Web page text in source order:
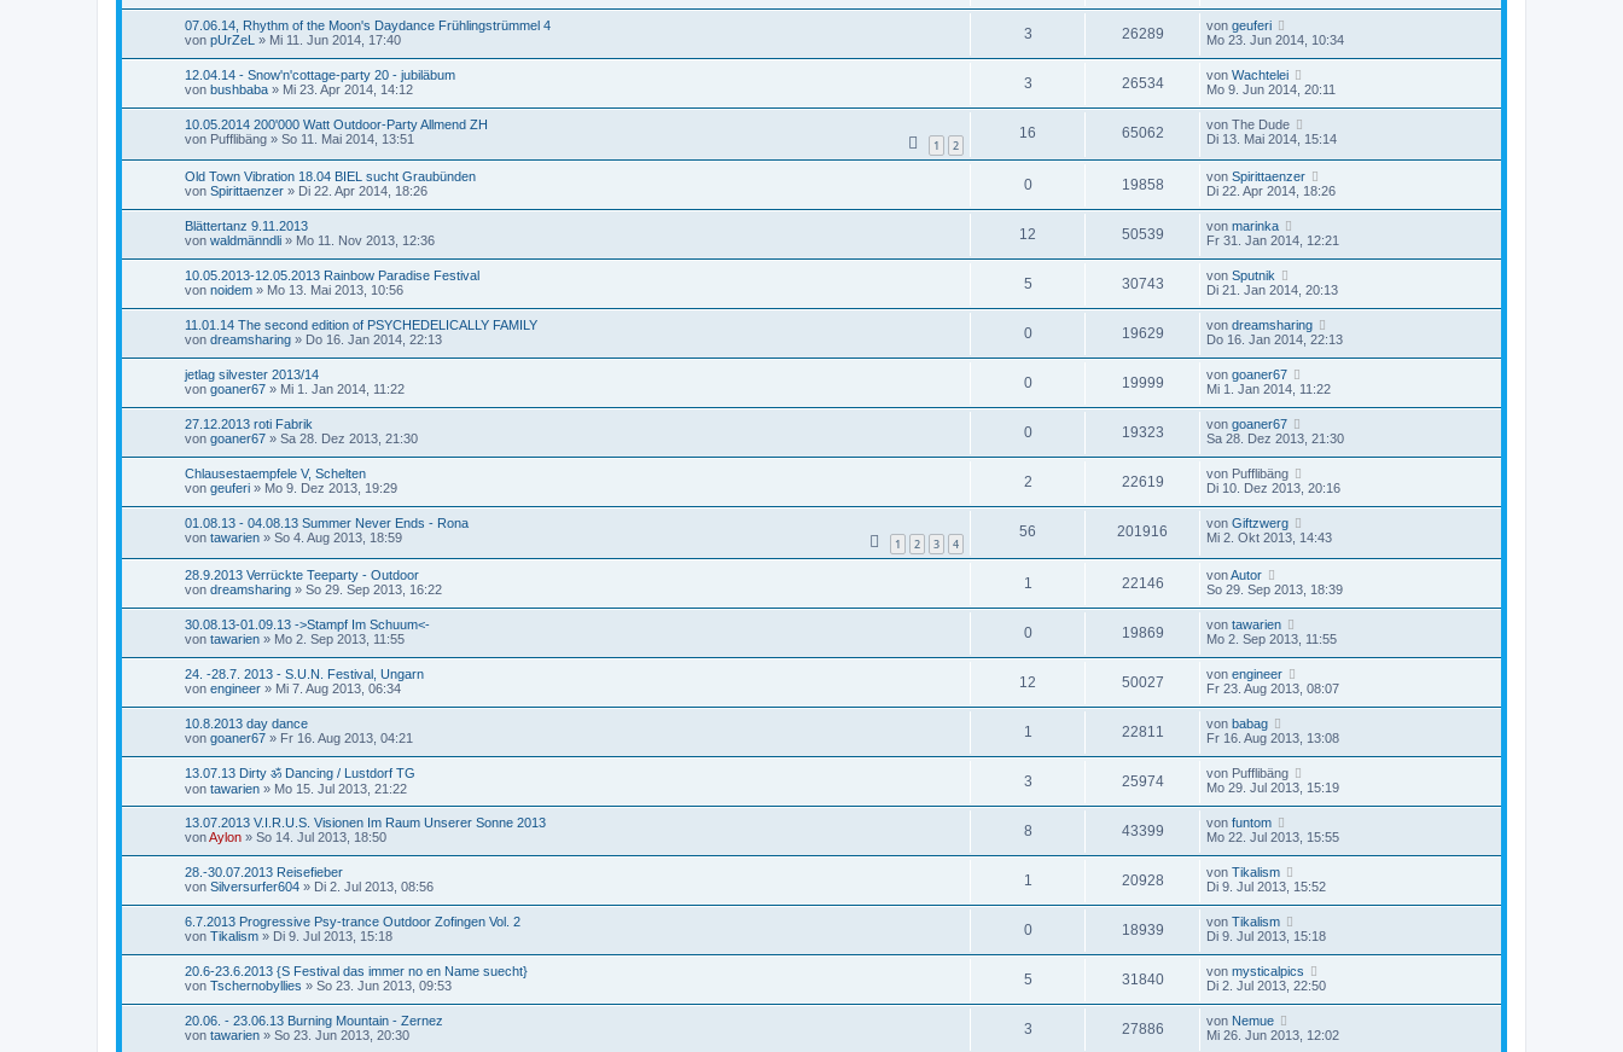
07.06.14, Rhythm of the Moon's Daydance Frühlingstrümmel 4
von pUrZeL » Mi 11. Jun 2014, 17:40 3 26289 von geuferi
Mo 23. Jun 2014, 10:34
12.04.14 - Snow'n'cottage-party 20 - jubiläbum
von bushbaba » Mi 23. Apr 2014, 14:12 3 26534 von Wachtelei
Mo 9. Jun 2014, 20:11
10.05.2014 200'000 Watt Outdoor-Party Allmend ZH
von Pufflibäng » So 11. Mai 2014, 13:51 1 2
16 65062 von The Dude
Di 13. Mai 2014, 15:14
Old Town Vibration 18.04 BIEL sucht Graubünden
von Spirittaenzer » Di 22. Apr 2014, 18:26 0 19858 von Spirittaenzer
Di 22. Apr 2014, 18:26
Blättertanz 9.11.2013
von waldmänndli » Mo 11. Nov 2013, 12:36 12 50539 von marinka
Fr 31. Jan 2014, 12:21
10.05.2013-12.05.2013 Rainbow Paradise Festival
von noidem » Mo 13. Mai 2013, 10:56 5 30743 von Sputnik
Di 21. Jan 2014, 20:13
11.01.14 The second edition of PSYCHEDELICALLY FAMILY
von dreamsharing » Do 16. Jan 2014, 22:13 0 19629 von dreamsharing
Do 16. Jan 2014, 22:13
jetlag silvester 2013/14
von goaner67 » Mi 1. Jan 2014, 11:22 0 19999 von goaner67
Mi 1. Jan 2014, 11:22
27.12.2013 roti Fabrik
von goaner67 » Sa 28. Dez 2013, 21:30 0 19323 von goaner67
Sa 28. Dez 2013, 21:30
Chlausestaempfele V, Schelten
von geuferi » Mo 9. Dez 2013, 19:29 2 22619 von Pufflibäng
Di 10. Dez 2013, 20:16
01.08.13 - 04.08.13 Summer Never Ends - Rona
von tawarien » So 4. Aug 2013, 18:59 1 2 3 4
56 201916 von Giftzwerg
Mi 2. Okt 2013, 14:43
28.9.2013 Verrückte Teeparty - Outdoor
von dreamsharing » So 29. Sep 2013, 16:22 1 22146 vonAutor
So 29. Sep 2013, 18:39
30.08.13-01.09.13 ->Stampf Im Schuum<-
von tawarien » Mo 2. Sep 2013, 11:55 0 19869 von tawarien
Mo 2. Sep 2013, 11:55
24. -28.7. 2013 - S.U.N. Festival, Ungarn
von engineer » Mi 7. Aug 2013, 06:34 12 50027 von engineer
Fr 23. Aug 2013, 08:07
10.8.2013 day dance
von goaner67 » Fr 16. Aug 2013, 04:21 1 22811 von babag
Fr 16. Aug 2013, 13:08
13.07.13 Dirty ॐ Dancing / Lustdorf TG
von tawarien » Mo 15. Jul 2013, 21:22 3 25974 von Pufflibäng
Mo 29. Jul 2013, 15:19
13.07.2013 V.I.R.U.S. Visionen Im Raum Unserer Sonne 2013
vonAylon » So 14. Jul 2013, 18:50 8 43399 von funtom
Mo 22. Jul 2013, 15:55
28.-30.07.2013 Reisefieber
von Silversurfer604 » Di 2. Jul 2013, 08:56 1 20928 von Tikalism
Di 9. Jul 2013, 15:52
6.7.2013 Progressive Psy-trance Outdoor Zofingen Vol. 2
von Tikalism » Di 9. Jul 2013, 15:18 0 18939 von Tikalism
Di 9. Jul 2013, 15:18
20.6-23.6.2013 {S Festival das immer no en Name suecht}
von Tschernobyllies » So 23. Jun 2013, 09:53 5 31840 von mysticalpics
Di 2. Jul 2013, 22:50
20.06. - 23.06.13 Burning Mountain - Zernez
von tawarien » So 23. Jun 2013, 20:30 3 27886 von Nemue
Mi 26. Jun 2013, 12:02